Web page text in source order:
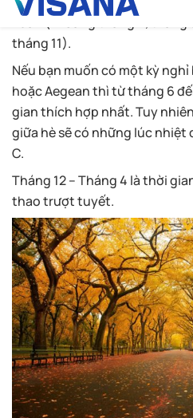
xuân (khoảng tháng 4, tháng
tháng 11).
Nếu bạn muốn có một kỳ nghỉ
hoặc Aegean thì từ tháng 6
gian thích hợp nhất. Tuy
giữa hè sẽ có những lúc nhiệt
C.
thao trượt tuyết.